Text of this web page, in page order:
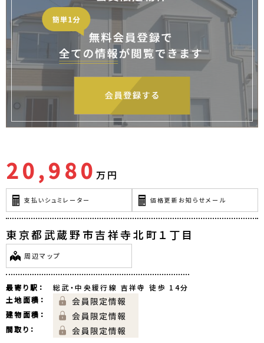
20,980 万円
支払いシュミレーター 価格更新お知らせメール
東京都武蔵野市吉祥寺北町１丁目
周辺マップ
最寄り駅：
総武・中央緩行線 吉祥寺 徒歩 14分
土地面積：
建物面積：
間取り：